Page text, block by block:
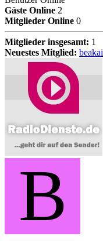
Gäste Online 2
Mitglieder Online 0
Mitglieder insgesamt: 1
Neuestes Mitglied: beakai
B